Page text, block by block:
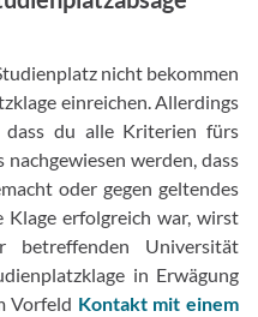
nicht bekommen
einreichen. Allerdings
dass du alle Kriterien fürs
werden, dass
oder gegen geltendes
erfolgreich war, wirst
Universität
in Erwägung
Vorfeld Kontakt mit einem